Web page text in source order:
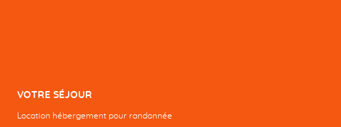
VOTRE SÉJOUR
Location hébergement pour randonnée